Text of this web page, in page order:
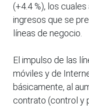
(+4.4 %), los
ingresos que se
líneas de negocio.
El impulso de las
móviles y de
básicamente, al
contrato (control y